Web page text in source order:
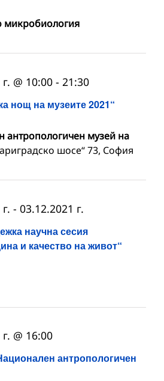
микробиология
нощ на музеите 2021“
@ 10:00 - 21:30
антропологичен музей на
шосе“ 73, София
научна сесия
и качество на живот“
- 03.12.2021 г.
антропологичен
@ 16:00